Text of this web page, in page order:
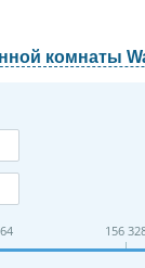
комнаты
156